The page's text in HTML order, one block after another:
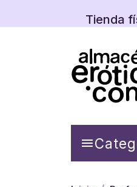
Tienda
